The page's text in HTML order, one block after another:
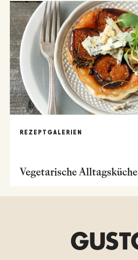
REZEPTGALERIEN
Vegetarische Alltagsküche